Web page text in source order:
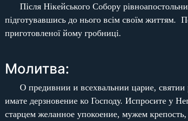
Після Нікейського Собору
підготувавшись до нього всім своїм життям.
приготовленої йому гробниці.
Молитва:
О предивнии и всехвальнии царие,
имате дерзновение ко Господу. Испросите у
старцем желанное упокоение, мужем